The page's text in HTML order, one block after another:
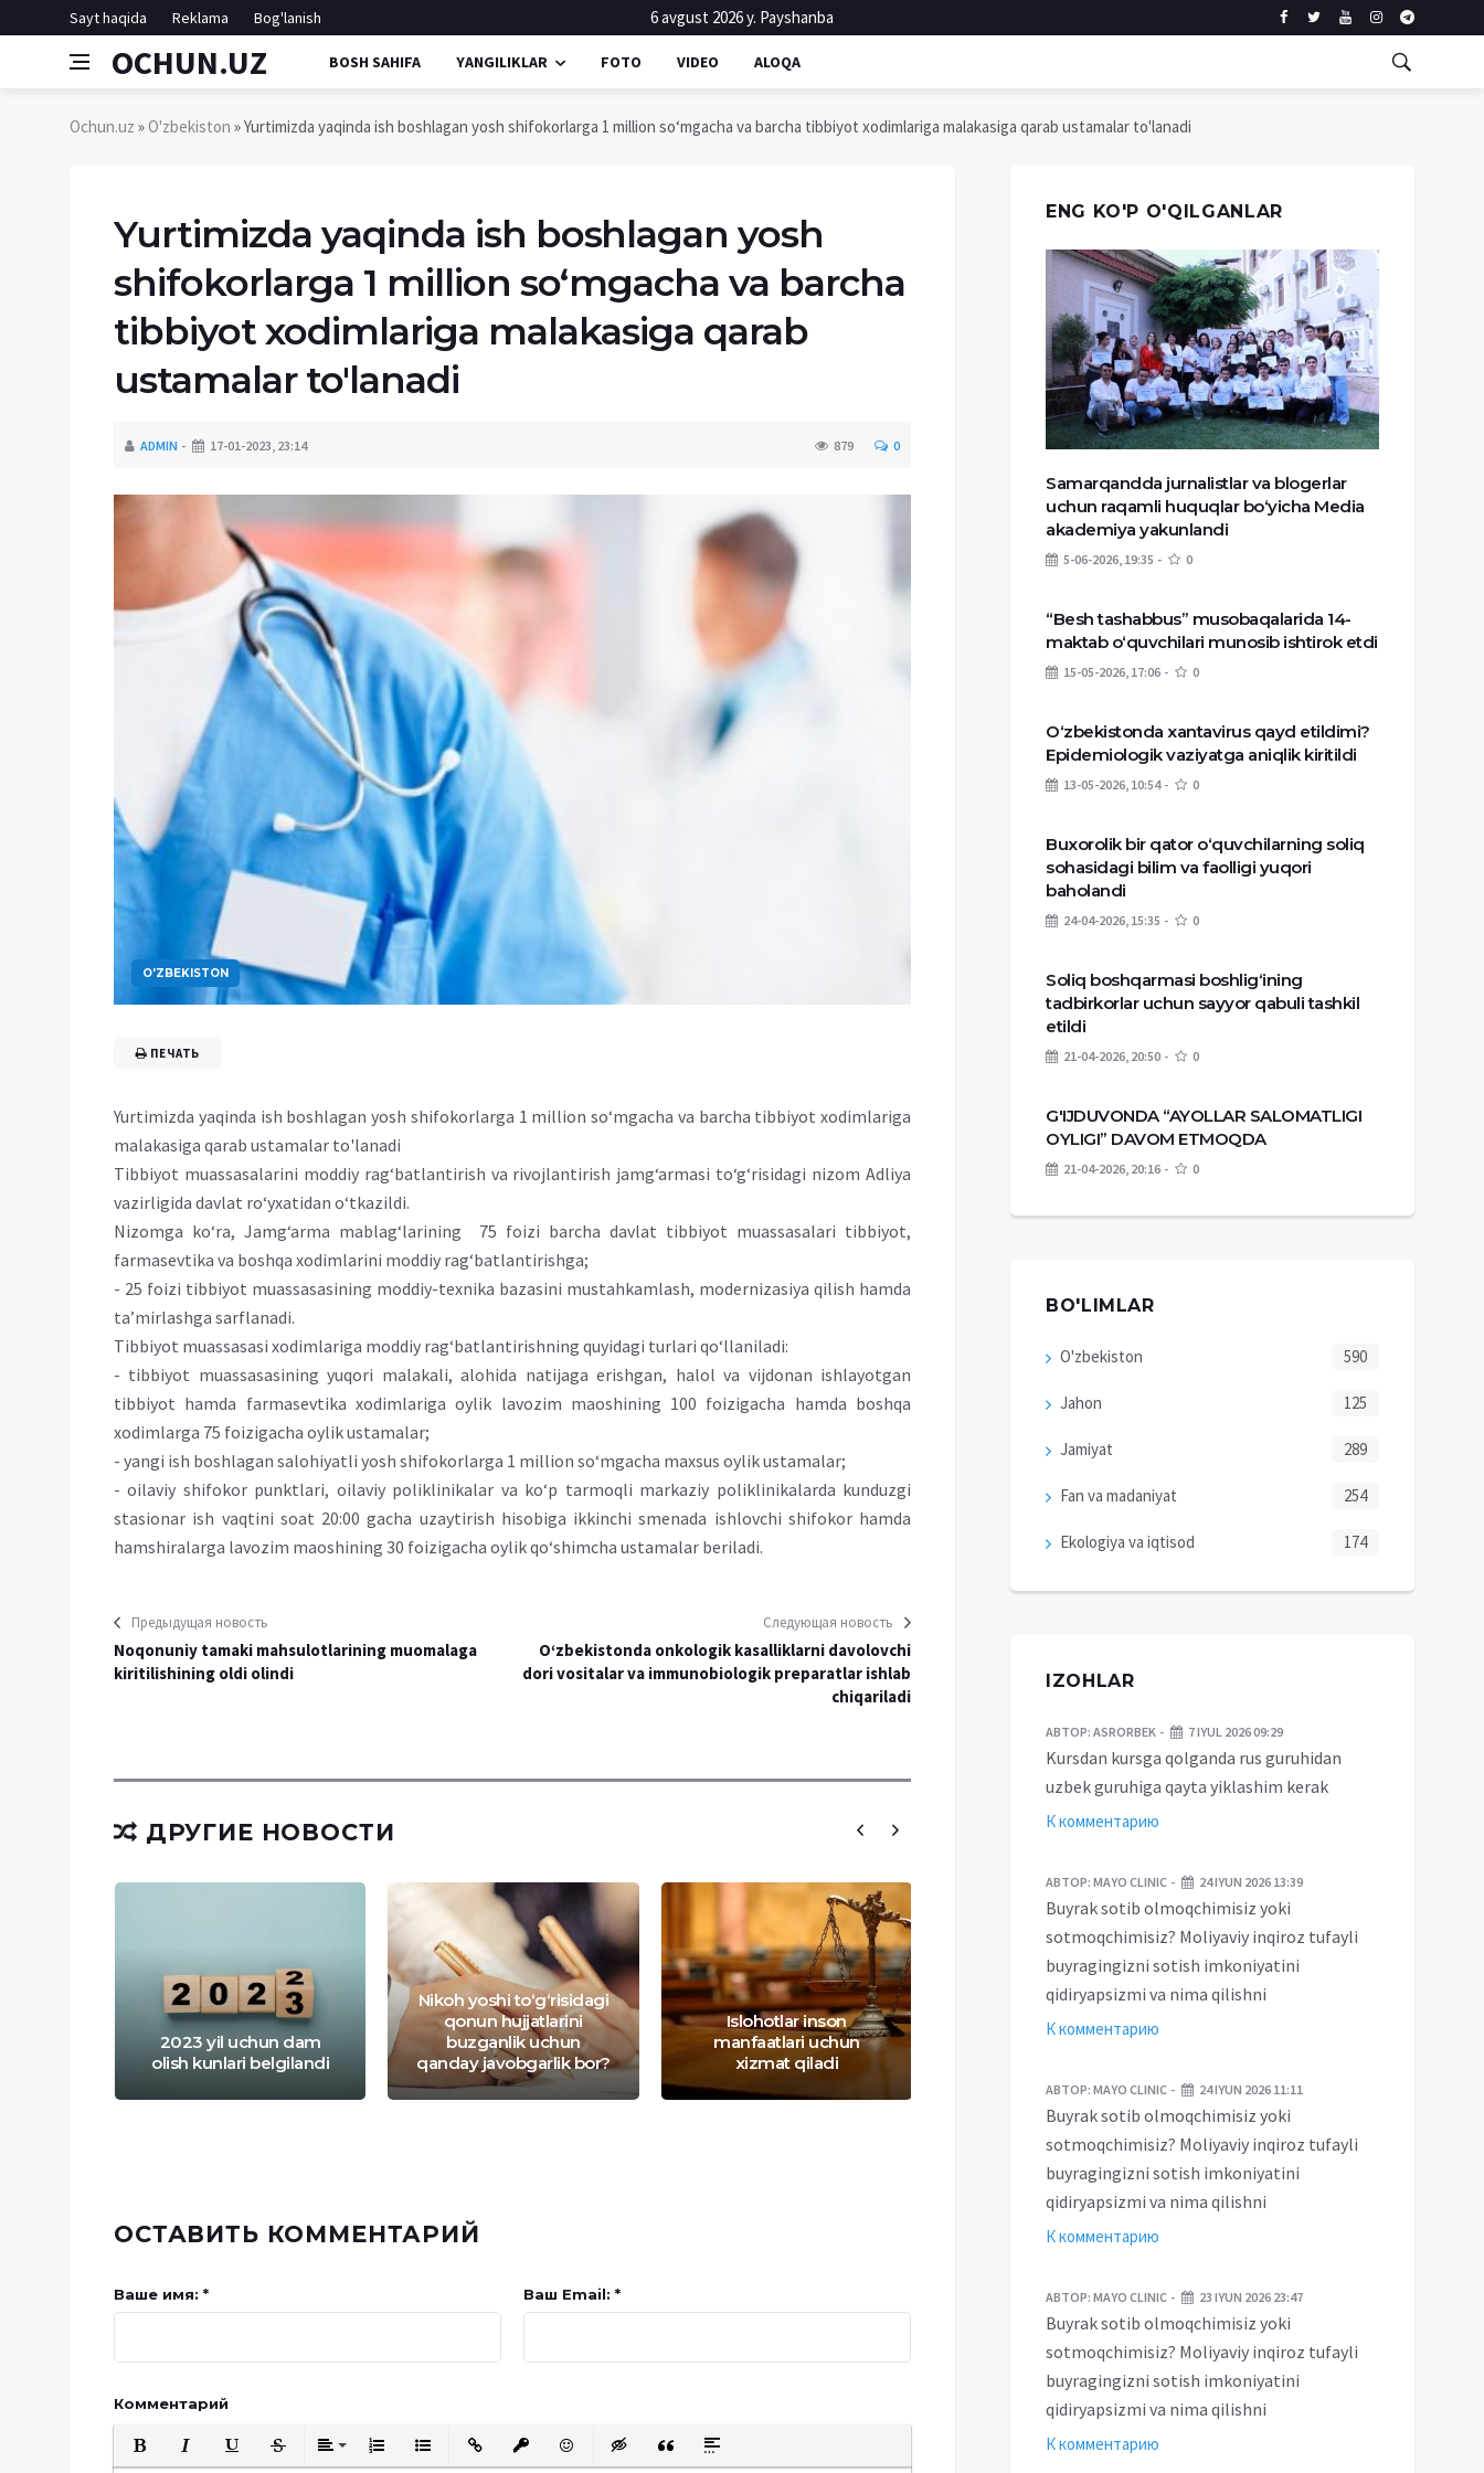
Sayt haqida Reklama Bog'lanish 6 avgust 2026 y. Payshanba
OCHUN.UZ BOSH SAHIFA YANGILIKLAR FOTO VIDEO ALOQA
Ochun.uz »O'zbekiston » Yurtimizda yaqinda ish boshlagan yosh shifokorlarga 1 million so‘mgacha va barcha tibbiyot xodimlariga malakasiga qarab ustamalar to'lanadi
Yurtimizda yaqinda ish boshlagan yosh
shifokorlarga 1 million so‘mgacha va barcha
tibbiyot xodimlariga malakasiga qarab
ustamalar to'lanadi
ADMIN 17-01-2023, 23:14 879 0
O'ZBEKISTON
ПЕЧАТЬ
Yurtimizda yaqinda ish boshlagan yosh shifokorlarga 1 million so‘mgacha va barcha tibbiyot xodimlariga
malakasiga qarab ustamalar to'lanadi
Tibbiyot muassasalarini moddiy rag‘batlantirish va rivojlantirish jamg‘armasi to‘g‘risidagi nizom Adliya
vazirligida davlat ro‘yxatidan o‘tkazildi.
Nizomga ko‘ra, Jamg‘arma mablag‘larining 75 foizi barcha davlat tibbiyot muassasalari tibbiyot,
farmasevtika va boshqa xodimlarini moddiy rag‘batlantirishga;
- 25 foizi tibbiyot muassasasining moddiy-texnika bazasini mustahkamlash, modernizasiya qilish hamda
ta’mirlashga sarflanadi.
Tibbiyot muassasasi xodimlariga moddiy rag‘batlantirishning quyidagi turlari qo‘llaniladi:
- tibbiyot muassasasining yuqori malakali, alohida natijaga erishgan, halol va vijdonan ishlayotgan
tibbiyot hamda farmasevtika xodimlariga oylik lavozim maoshining 100 foizigacha hamda boshqa
xodimlarga 75 foizigacha oylik ustamalar;
- yangi ish boshlagan salohiyatli yosh shifokorlarga 1 million so‘mgacha maxsus oylik ustamalar;
- oilaviy shifokor punktlari, oilaviy poliklinikalar va ko‘p tarmoqli markaziy poliklinikalarda kunduzgi
stasionar ish vaqtini soat 20:00 gacha uzaytirish hisobiga ikkinchi smenada ishlovchi shifokor hamda
hamshiralarga lavozim maoshining 30 foizigacha oylik qo‘shimcha ustamalar beriladi.
Предыдущая новость
Noqonuniy tamaki mahsulotlarining muomalaga
kiritilishining oldi olindi
Следующая новость
O‘zbekistonda onkologik kasalliklarni davolovchi
dori vositalar va immunobiologik preparatlar ishlab
chiqariladi
ДРУГИЕ НОВОСТИ
2023 yil uchun dam
olish kunlari belgilandi
Nikoh yoshi to‘g‘risidagi
qonun hujjatlarini
buzganlik uchun
qanday javobgarlik bor?
Islohotlar inson
manfaatlari uchun
xizmat qiladi
Sudlar mustaqilligini
ta'minlash yo'lidagi
Buxoro viloyatida
ОСТАВИТЬ КОММЕНТАРИЙ
Ваше имя: * Ваш Email: *
Комментарий
ENG KO'P O'QILGANLAR
Samarqandda jurnalistlar va blogerlar
uchun raqamli huquqlar bo‘yicha Media
akademiya yakunlandi
5-06-2026, 19:35 0
“Besh tashabbus” musobaqalarida 14-
maktab o‘quvchilari munosib ishtirok etdi
15-05-2026, 17:06 0
O‘zbekistonda xantavirus qayd etildimi?
Epidemiologik vaziyatga aniqlik kiritildi
13-05-2026, 10:54 0
Buxorolik bir qator o‘quvchilarning soliq
sohasidagi bilim va faolligi yuqori
baholandi
24-04-2026, 15:35 0
Soliq boshqarmasi boshlig‘ining
tadbirkorlar uchun sayyor qabuli tashkil
etildi
21-04-2026, 20:50 0
G'IJDUVONDA “AYOLLAR SALOMATLIGI
OYLIGI” DAVOM ETMOQDA
21-04-2026, 20:16 0
BO'LIMLAR
O'zbekiston 590
Jahon 125
Jamiyat 289
Fan va madaniyat 254
Ekologiya va iqtisod 174
IZOHLAR
АВТОР: ASRORBEK 7 IYUL 2026 09:29
Kursdan kursga qolganda rus guruhidan
uzbek guruhiga qayta yiklashim kerak
К комментарию
АВТОР: MAYO CLINIC 24 IYUN 2026 13:39
Buyrak sotib olmoqchimisiz yoki
sotmoqchimisiz? Moliyaviy inqiroz tufayli
buyragingizni sotish imkoniyatini
qidiryapsizmi va nima qilishni
К комментарию
АВТОР: MAYO CLINIC 24 IYUN 2026 11:11
Buyrak sotib olmoqchimisiz yoki
sotmoqchimisiz? Moliyaviy inqiroz tufayli
buyragingizni sotish imkoniyatini
qidiryapsizmi va nima qilishni
К комментарию
АВТОР: MAYO CLINIC 23 IYUN 2026 23:47
Buyrak sotib olmoqchimisiz yoki
sotmoqchimisiz? Moliyaviy inqiroz tufayli
buyragingizni sotish imkoniyatini
qidiryapsizmi va nima qilishni
К комментарию